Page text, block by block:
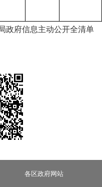
政府信息主动公开全清单
各区政府网站